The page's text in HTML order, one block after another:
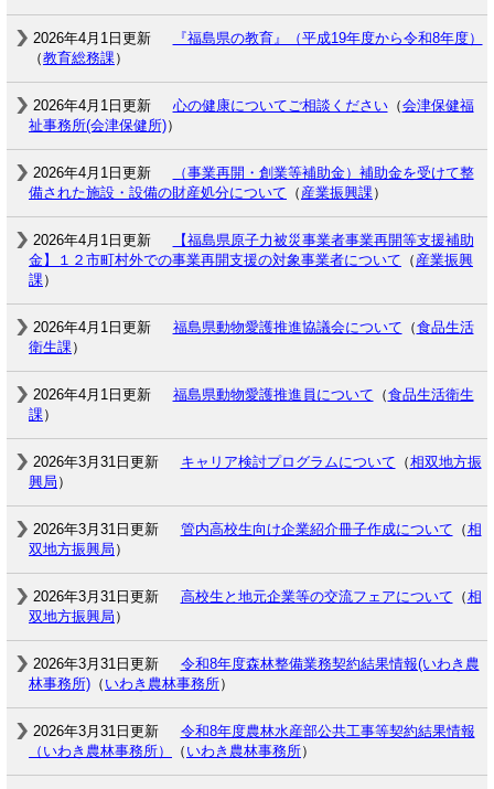
2026年4月1日更新
『福島県の教育』（平成19年度から令和8年度）
（教育総務課）
2026年4月1日更新 心の健康についてご相談ください（会津保健福
祉事務所(会津保健所)）
2026年4月1日更新
（事業再開・創業等補助金）補助金を受けて整
備された施設・設備の財産処分について （ 産業振興課）
2026年4月1日更新
【福島県原子力被災事業者事業再開等支援補助
金】１２市町村外での事業再開支援の対象事業者について （ 産業振興
課）
2026年4月1日更新 福島県動物愛護推進協議会について （食品生活
衛生課）
2026年4月1日更新 福島県動物愛護推進員について （食品生活衛生
課）
2026年3月31日更新 キャリア検討プログラムについて （相双地方振
興局 ）
2026年3月31日更新 管内高校生向け企業紹介冊子作成について （相
双地方振興局 ）
2026年3月31日更新 高校生と地元企業等の交流フェアについて （相
双地方振興局 ）
2026年3月31日更新
令和8年度森林整備業務契約結果情報(いわき農
林事務所) （ いわき農林事務所）
2026年3月31日更新
令和8年度農林水産部公共工事等契約結果情報
（いわき農林事務所）
（ いわき農林事務所）